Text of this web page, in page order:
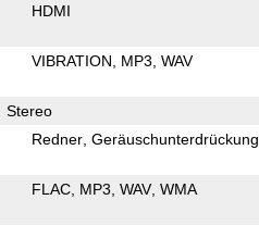
HDMI
VIBRATION MP3 WAV
Stereo
Redner Geräuschunterdrückung
FLAC MP3 WAV WMA